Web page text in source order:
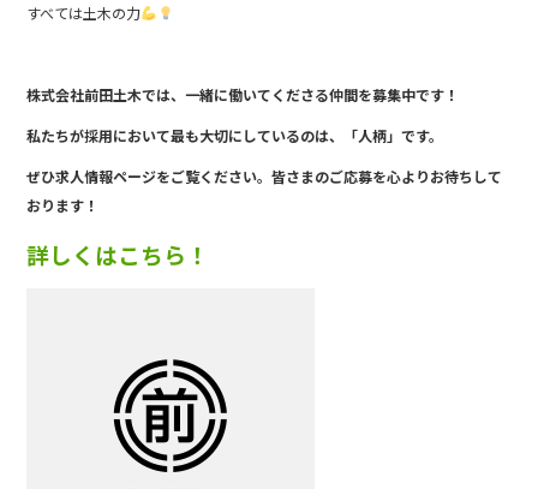
すべては土木の力
株式会社前田土木では、一緒に働いてくださる仲間を募集中です！
私たちが採用において最も大切にしているのは、「人柄」です。
ぜひ求人情報ページをご覧ください。皆さまのご応募を心よりお待ちして
おります！
詳しくはこちら！